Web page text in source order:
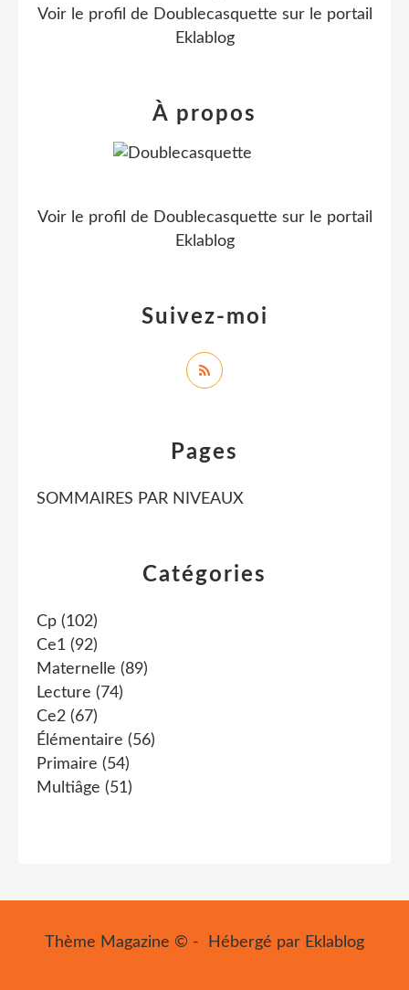
Catégories
Cp (102)
Ce1 (92)
Maternelle (89)
Lecture (74)
Ce2 (67)
Élémentaire (56)
Primaire (54)
Multiâge (51)
Pages
SOMMAIRES PAR NIVEAUX
Voir le profil de Doublecasquette sur le portail
Eklablog
Suivez-moi
À propos
Voir le profil de Doublecasquette sur le portail
Eklablog
Thème Magazine © - Hébergé par Eklablog